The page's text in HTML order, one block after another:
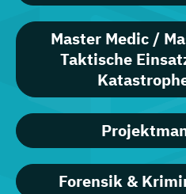
Master Medic /
Taktische
Forensik &